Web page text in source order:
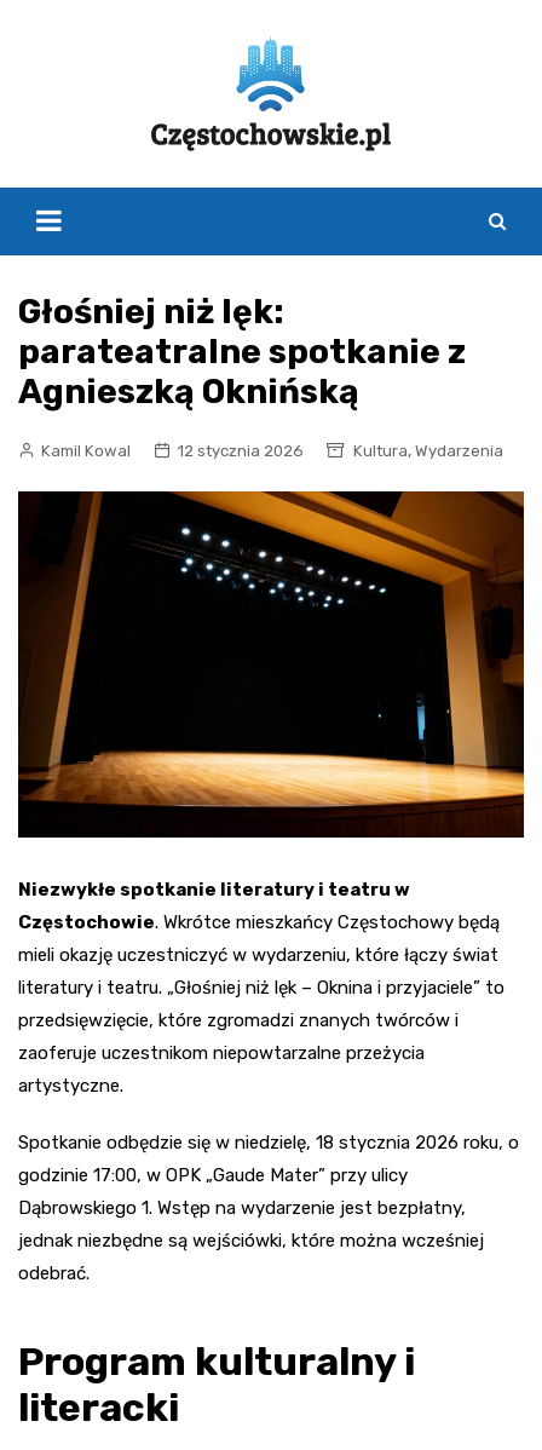
Głośniej niż lęk:
parateatralne spotkanie z
Agnieszką Oknińską
Kamil Kowal 12 stycznia 2026 Kultura, Wydarzenia
Niezwykłe spotkanie literatury i teatru w
Częstochowie. Wkrótce mieszkańcy Częstochowy będą
mieli okazję uczestniczyć w wydarzeniu, które łączy świat
literatury i teatru. „Głośniej niż lęk – Oknina i przyjaciele” to
przedsięwzięcie, które zgromadzi znanych twórców i
zaoferuje uczestnikom niepowtarzalne przeżycia
artystyczne.
Spotkanie odbędzie się w niedzielę, 18 stycznia 2026 roku, o
godzinie 17:00, w OPK „Gaude Mater” przy ulicy
Dąbrowskiego 1. Wstęp na wydarzenie jest bezpłatny,
jednak niezbędne są wejściówki, które można wcześniej
odebrać.
Program kulturalny i
literacki